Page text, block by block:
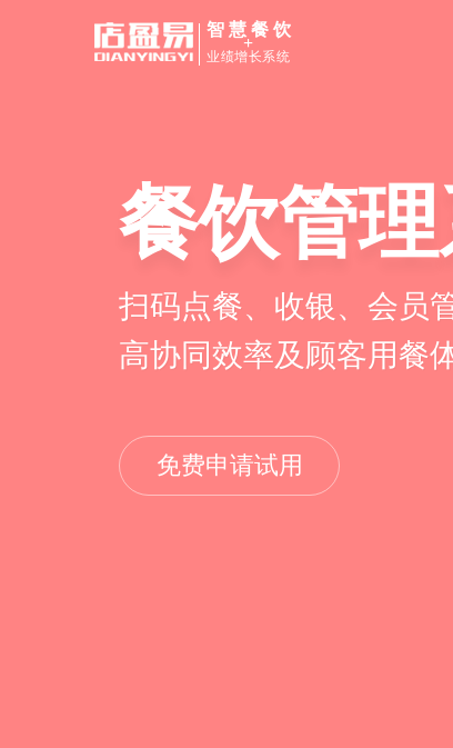
智慧餐饮
+
业绩增长系统
餐饮管
扫码点餐、收银、会员
高协同效率及顾客用餐
免费申请试用